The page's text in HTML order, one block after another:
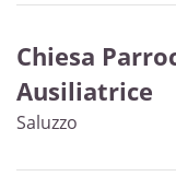
Chiesa
Ausiliatrice
Saluzzo